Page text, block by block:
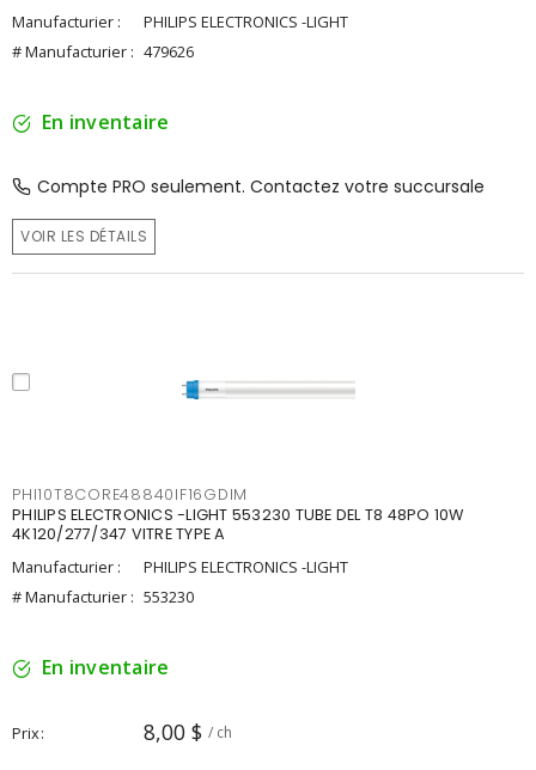
Manufacturier :
PHILIPS ELECTRONICS -LIGHT
# Manufacturier : 479626
En inventaire
Compte PRO seulement. Contactez votre succursale
VOIR LES DÉTAILS
PHI10T8CORE48840IF16GDIM
PHILIPS ELECTRONICS -LIGHT 553230 TUBE DEL T8 48PO 10W
4K120/277/347 VITRE TYPE A
Manufacturier :
PHILIPS ELECTRONICS -LIGHT
# Manufacturier : 553230
En inventaire
Prix 8,00 $ / ch